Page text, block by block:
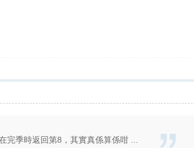
完季時返回第8，其實真係算係咁 ...